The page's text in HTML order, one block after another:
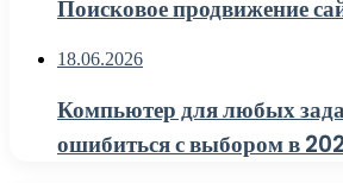
Поисковое продвижение
18.06.2026
Компьютер для любых
ошибиться с выбором в